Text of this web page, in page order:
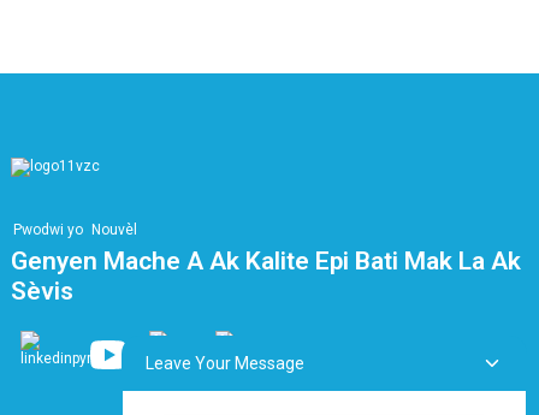
Pwodwi yo Nouvèl
Genyen Mache A Ak Kalite Epi Bati Mak La Ak
Sèvis
Leave Your Message